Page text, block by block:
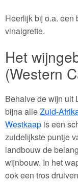
Heerlijk bij o.a. een
vinaigrette.
Het
(Western
Behalve de wijn uit
bijna alleZuid-
Westkaapis een
zuidelijkste puntje
landbouw de
wijnbouw. In het
ook een tros